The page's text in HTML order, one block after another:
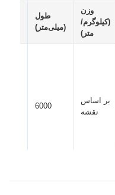
وزن
(کیلوگرم/
متر)
طول
(میلی‌متر)
بر اساس
نقشه
6000